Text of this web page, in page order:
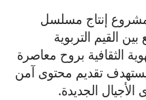
إنتاج مسلسل
القيم التربوية
الثقافية بروح معاصرة
تقديم محتوى آمن
الجديدة.